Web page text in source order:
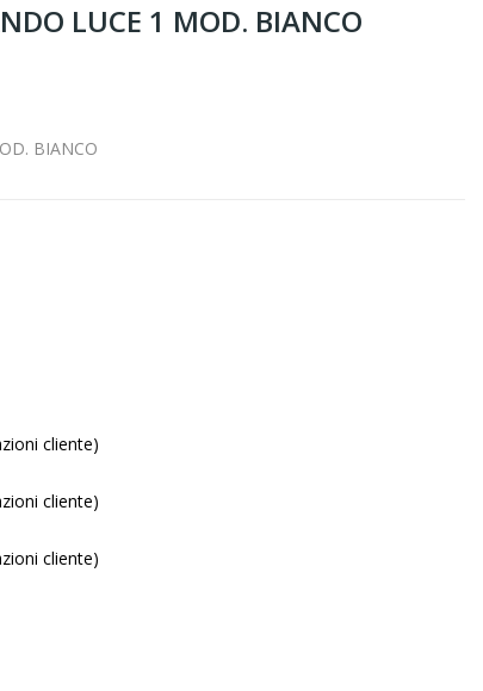
LUCE 1 MOD. BIANCO
BIANCO
cliente)
cliente)
cliente)